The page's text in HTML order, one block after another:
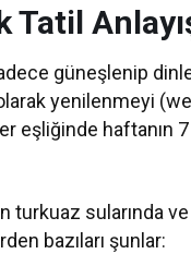
Tatil
güneşlenip
yenilenmeyi
eşliğinde haftanın
turkuaz sularında
bazıları şunlar: